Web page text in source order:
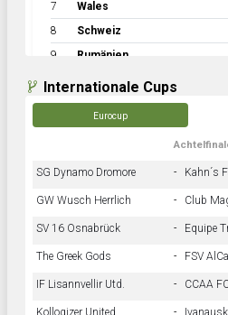
7 Wales
8 Schweiz
9 Rumänien
Internationale Cups
Eurocup
SG Dynamo Dromore - Kahn´s
GW Wusch Herrlich - Club
SV 16 Osnabrück - Equipe
The Greek Gods - FSV
IF Lisannvellir Utd. - CCAA
Kollogizer United -